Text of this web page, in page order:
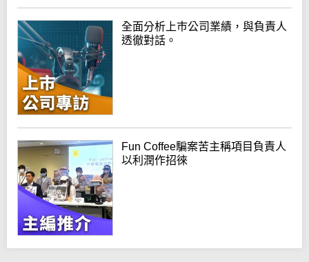
全面分析上巿公司業績，與負責人
透徹對話。
Fun Coffee騙案苦主稱項目負責人
以利潤作招徠